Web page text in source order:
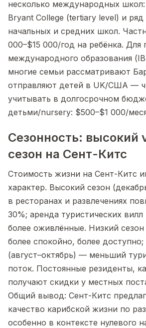
несколько международных
Bryant College (tertiary level) и ряд
начальных и средних школ.
000–$15 000/год на ребёнка. Для
международного образования
многие семьи рассматривают
отправляют детей в UK/США —
учитывать в долгосрочном
детьми/nursery: $500–$1 000/
Сезонность: высокий
сезон на Сент-Китс
Стоимость жизни на Сент-Китс
характер. Высокий сезон
в ресторанах и развлечениях
30%; аренда туристических вилл
более оживлённые. Низкий
более спокойно, более
(август–октябрь) — меньший
поток. Постоянные резиденты,
получают скидки у местных
Общий вывод: Сент-Китс
качество карибской жизни по
особенно в контексте нулевого